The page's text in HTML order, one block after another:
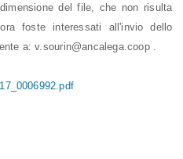
del file, che non risulta
foste interessati all'invio dello
a: v.sourin@ancalega.coop .